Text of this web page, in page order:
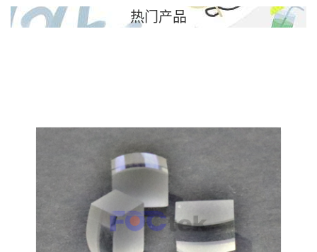
热门产品